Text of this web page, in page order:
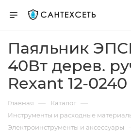
Паяльник
40Вт дерев.
Rexant 12-0240
Главная — Каталог —
Инструменты и расходные
Электроинструменты и аксессуары